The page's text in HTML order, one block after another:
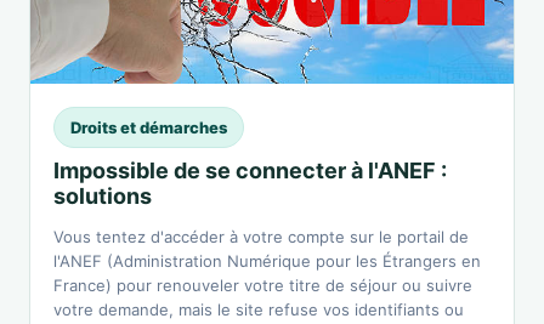
Droits et démarches
Impossible de se connecter à l'ANEF :
solutions
Vous tentez d'accéder à votre compte sur le portail de
l'ANEF (Administration Numérique pour les Étrangers en
France) pour renouveler votre titre de séjour ou suivre
votre demande, mais le site refuse vos identifiants ou